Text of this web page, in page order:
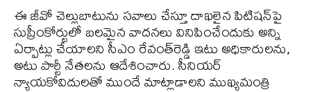
ఈ జీవో చెల్లుబాటును సవాలు చేస్తూ దాఖలైన పిటిషన్‌పై
సుప్రీంకోర్టులో బలమైన వాదనలు వినిపించేందుకు అన్ని
ఏర్పాట్లు చేయాలని సీఎం రేవంత్‌రెడ్డి ఇటు అధికారులను,
అటు పార్టీ నేతలను ఆదేశించారు. సీనియర్‌
న్యాయకోవిదులతో ముందే మాట్లాడాలని ముఖ్యమంత్రి